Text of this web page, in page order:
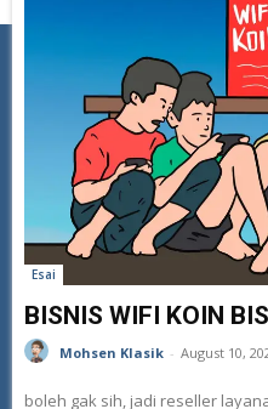
Esai
BISNIS WIFI KOIN
Mohsen Klasik - August 10,
boleh gak sih, jadi reseller